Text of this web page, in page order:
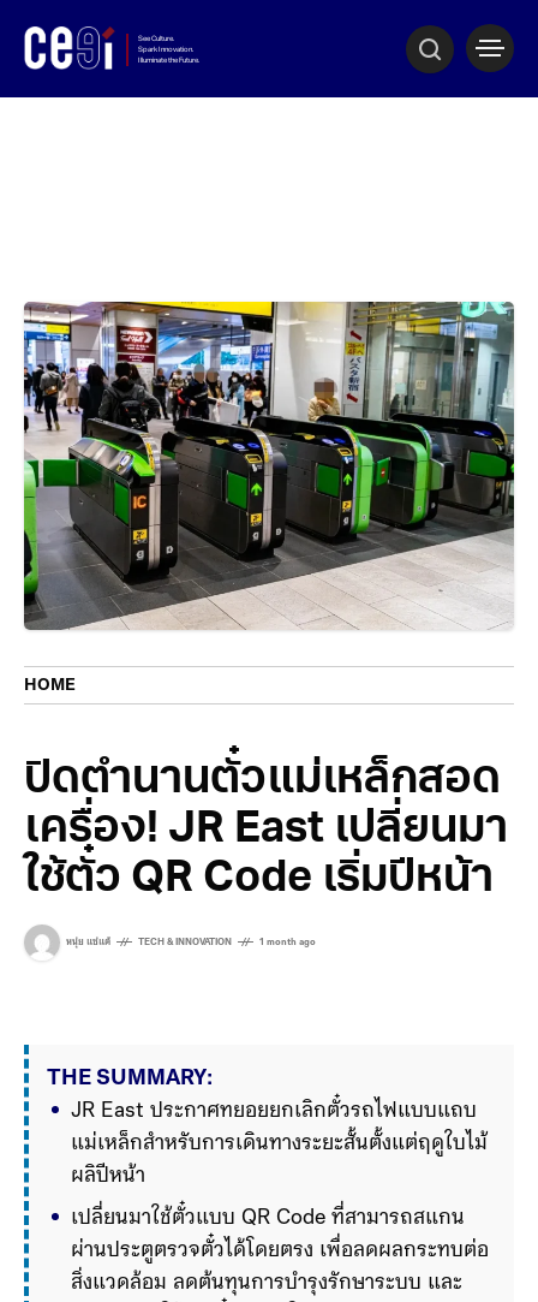
HOME
ปิดตำนานตั๋วแม่เหล็กสอด
เครื่อง! JR East เปลี่ยนมา
ใช้ตั๋ว QR Code เริ่มปีหน้า
หนุ่ย แซ่แต้ TECH & INNOVATION 1 month ago
THE SUMMARY:
JR East ประกาศทยอยยกเลิกตั๋วรถไฟแบบแถบ
แม่เหล็กสำหรับการเดินทางระยะสั้นตั้งแต่ฤดูใบไม้
ผลิปีหน้า
เปลี่ยนมาใช้ตั๋วแบบ QR Code ที่สามารถสแกน
ผ่านประตูตรวจตั๋วได้โดยตรง เพื่อลดผลกระทบต่อ
สิ่งแวดล้อม ลดต้นทุนการบำรุงรักษาระบบ และ